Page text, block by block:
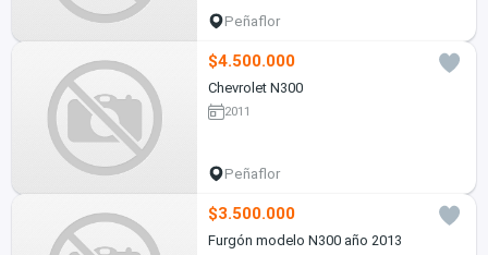
Peñaflor
$4.500.000
Chevrolet N300
2011
Peñaflor
$3.500.000
Furgón modelo N300 año 2013